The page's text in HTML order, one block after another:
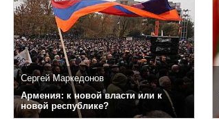
Сергей Маркедонов
Армения: к новой власти или к
новой республике?